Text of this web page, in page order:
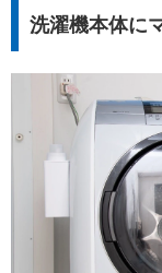
洗濯機本体に